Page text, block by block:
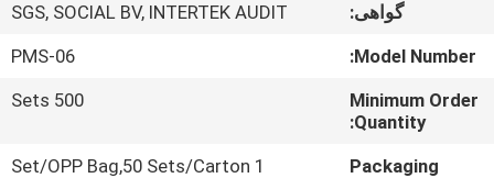
تور
کارخانه
گواهی:
SGS, SOCIAL BV, INTERTEK AUDIT
Model Number:
PMS-06
Minimum Order
Quantity:
500 Sets
Packaging
1 Set/OPP Bag,50 Sets/Carton